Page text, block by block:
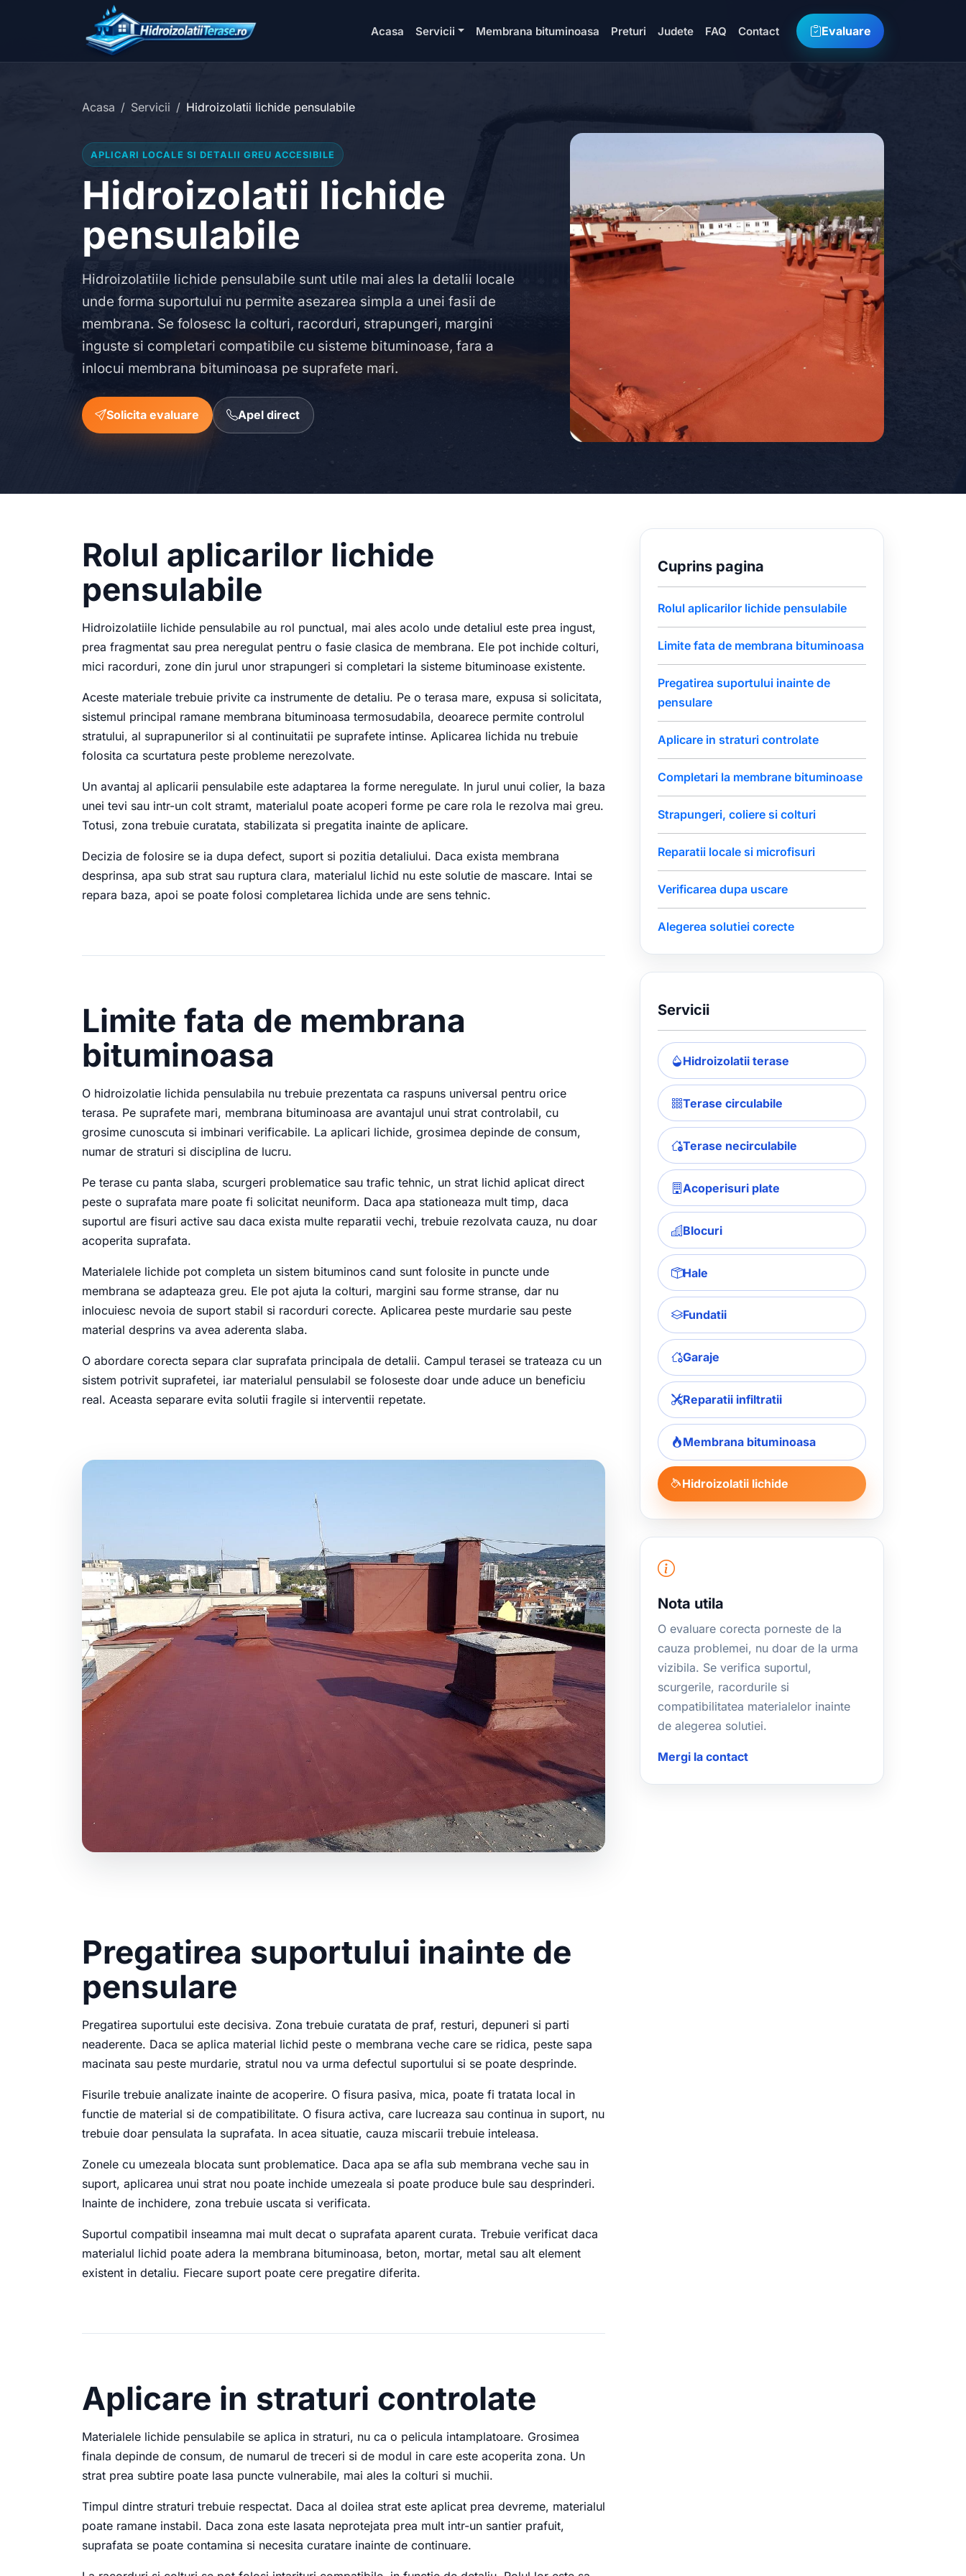
Acasa Servicii Membrana bituminoasa Preturi Judete FAQ Contact Evaluare
Acasa Servicii Hidroizolatii lichide pensulabile
APLICARI LOCALE SI DETALII GREU ACCESIBILE
Hidroizolatii lichide
pensulabile
Hidroizolatiile lichide pensulabile sunt utile mai ales la detalii locale
unde forma suportului nu permite asezarea simpla a unei fasii de
membrana. Se folosesc la colturi, racorduri, strapungeri, margini
inguste si completari compatibile cu sisteme bituminoase, fara a
inlocui membrana bituminoasa pe suprafete mari.
Solicita evaluare Apel direct
Rolul aplicarilor lichide
pensulabile
Hidroizolatiile lichide pensulabile au rol punctual, mai ales acolo unde detaliul este prea ingust,
prea fragmentat sau prea neregulat pentru o fasie clasica de membrana. Ele pot inchide colturi,
mici racorduri, zone din jurul unor strapungeri si completari la sisteme bituminoase existente.
Aceste materiale trebuie privite ca instrumente de detaliu. Pe o terasa mare, expusa si solicitata,
sistemul principal ramane membrana bituminoasa termosudabila, deoarece permite controlul
stratului, al suprapunerilor si al continuitatii pe suprafete intinse. Aplicarea lichida nu trebuie
folosita ca scurtatura peste probleme nerezolvate.
Un avantaj al aplicarii pensulabile este adaptarea la forme neregulate. In jurul unui colier, la baza
unei tevi sau intr-un colt stramt, materialul poate acoperi forme pe care rola le rezolva mai greu.
Totusi, zona trebuie curatata, stabilizata si pregatita inainte de aplicare.
Decizia de folosire se ia dupa defect, suport si pozitia detaliului. Daca exista membrana
desprinsa, apa sub strat sau ruptura clara, materialul lichid nu este solutie de mascare. Intai se
repara baza, apoi se poate folosi completarea lichida unde are sens tehnic.
Limite fata de membrana
bituminoasa
O hidroizolatie lichida pensulabila nu trebuie prezentata ca raspuns universal pentru orice
terasa. Pe suprafete mari, membrana bituminoasa are avantajul unui strat controlabil, cu
grosime cunoscuta si imbinari verificabile. La aplicari lichide, grosimea depinde de consum,
numar de straturi si disciplina de lucru.
Pe terase cu panta slaba, scurgeri problematice sau trafic tehnic, un strat lichid aplicat direct
peste o suprafata mare poate fi solicitat neuniform. Daca apa stationeaza mult timp, daca
suportul are fisuri active sau daca exista multe reparatii vechi, trebuie rezolvata cauza, nu doar
acoperita suprafata.
Materialele lichide pot completa un sistem bituminos cand sunt folosite in puncte unde
membrana se adapteaza greu. Ele pot ajuta la colturi, margini sau forme stranse, dar nu
inlocuiesc nevoia de suport stabil si racorduri corecte. Aplicarea peste murdarie sau peste
material desprins va avea aderenta slaba.
O abordare corecta separa clar suprafata principala de detalii. Campul terasei se trateaza cu un
sistem potrivit suprafetei, iar materialul pensulabil se foloseste doar unde aduce un beneficiu
real. Aceasta separare evita solutii fragile si interventii repetate.
Pregatirea suportului inainte de
pensulare
Pregatirea suportului este decisiva. Zona trebuie curatata de praf, resturi, depuneri si parti
neaderente. Daca se aplica material lichid peste o membrana veche care se ridica, peste sapa
macinata sau peste murdarie, stratul nou va urma defectul suportului si se poate desprinde.
Fisurile trebuie analizate inainte de acoperire. O fisura pasiva, mica, poate fi tratata local in
functie de material si de compatibilitate. O fisura activa, care lucreaza sau continua in suport, nu
trebuie doar pensulata la suprafata. In acea situatie, cauza miscarii trebuie inteleasa.
Zonele cu umezeala blocata sunt problematice. Daca apa se afla sub membrana veche sau in
suport, aplicarea unui strat nou poate inchide umezeala si poate produce bule sau desprinderi.
Inainte de inchidere, zona trebuie uscata si verificata.
Suportul compatibil inseamna mai mult decat o suprafata aparent curata. Trebuie verificat daca
materialul lichid poate adera la membrana bituminoasa, beton, mortar, metal sau alt element
existent in detaliu. Fiecare suport poate cere pregatire diferita.
Aplicare in straturi controlate
Materialele lichide pensulabile se aplica in straturi, nu ca o pelicula intamplatoare. Grosimea
finala depinde de consum, de numarul de treceri si de modul in care este acoperita zona. Un
strat prea subtire poate lasa puncte vulnerabile, mai ales la colturi si muchii.
Timpul dintre straturi trebuie respectat. Daca al doilea strat este aplicat prea devreme, materialul
poate ramane instabil. Daca zona este lasata neprotejata prea mult intr-un santier prafuit,
suprafata se poate contamina si necesita curatare inainte de continuare.
Cuprins pagina
Rolul aplicarilor lichide pensulabile
Limite fata de membrana bituminoasa
Pregatirea suportului inainte de
pensulare
Aplicare in straturi controlate
Completari la membrane bituminoase
Strapungeri, coliere si colturi
Reparatii locale si microfisuri
Verificarea dupa uscare
Alegerea solutiei corecte
Servicii
Hidroizolatii terase
Terase circulabile
Terase necirculabile
Acoperisuri plate
Blocuri
Hale
Fundatii
Garaje
Reparatii infiltratii
Membrana bituminoasa
Hidroizolatii lichide
Nota utila
O evaluare corecta porneste de la
cauza problemei, nu doar de la urma
vizibila. Se verifica suportul,
scurgerile, racordurile si
compatibilitatea materialelor inainte
de alegerea solutiei.
Mergi la contact